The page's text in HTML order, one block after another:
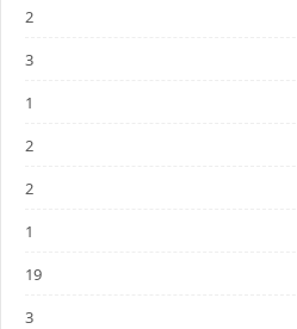
2
3
1
2
2
1
19
3